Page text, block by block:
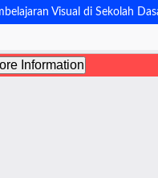
Visual di Sekolah